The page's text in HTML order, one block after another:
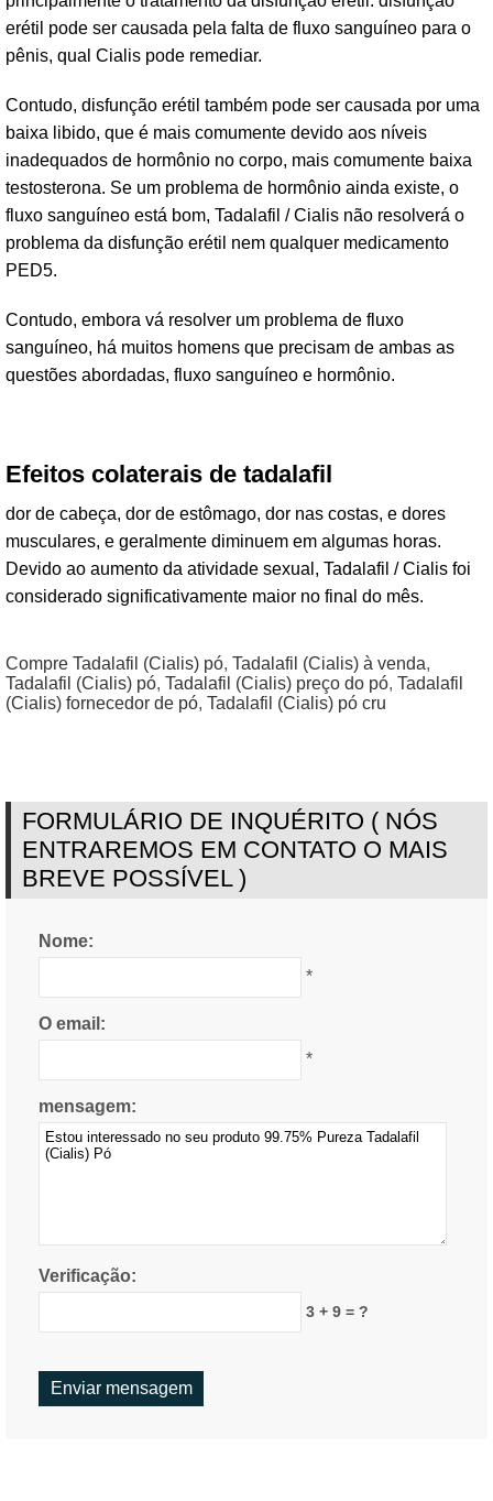
erétil pode ser causada pela falta de fluxo sanguíneo para o
pênis, qual Cialis pode remediar.
Contudo, disfunção erétil também pode ser causada por uma
baixa libido, que é mais comumente devido aos níveis
inadequados de hormônio no corpo, mais comumente baixa
testosterona. Se um problema de hormônio ainda existe, o
fluxo sanguíneo está bom, Tadalafil / Cialis não resolverá o
problema da disfunção erétil nem qualquer medicamento
PED5.
Contudo, embora vá resolver um problema de fluxo
sanguíneo, há muitos homens que precisam de ambas as
questões abordadas, fluxo sanguíneo e hormônio.
Efeitos colaterais de tadalafil
dor de cabeça, dor de estômago, dor nas costas, e dores
musculares, e geralmente diminuem em algumas horas.
Devido ao aumento da atividade sexual, Tadalafil / Cialis foi
considerado significativamente maior no final do mês.
Compre Tadalafil (Cialis) pó, Tadalafil (Cialis) à venda,
Tadalafil (Cialis) pó, Tadalafil (Cialis) preço do pó, Tadalafil
(Cialis) fornecedor de pó, Tadalafil (Cialis) pó cru
FORMULÁRIO DE INQUÉRITO ( NÓS
ENTRAREMOS EM CONTATO O MAIS
BREVE POSSÍVEL )
Nome:
*
O email:
*
mensagem:
Verificação:
3 + 9 = ?